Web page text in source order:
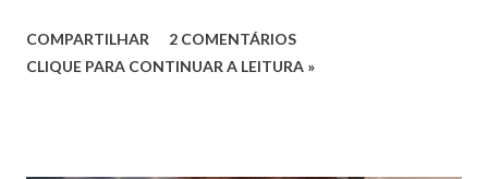
Educação, com qualidade. Quesitos de uma sociedade Que
reconhece a humanidade. Não há que ser humano direito
COMPARTILHAR
2 COMENTÁRIOS
CLIQUE PARA CONTINUAR A LEITURA »